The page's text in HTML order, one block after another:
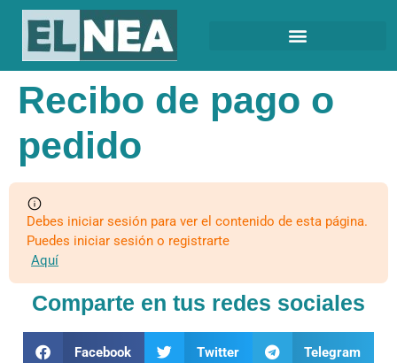
Recibo de pago o
pedido
Debes iniciar sesión para ver el contenido de esta página.
Puedes iniciar sesión o registrarte
Aquí
Comparte en tus redes sociales
Facebook Twitter Telegram